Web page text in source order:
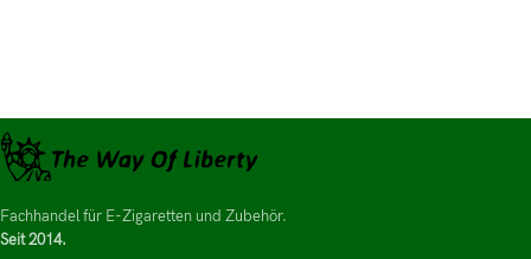
Fachhandel für E-Zigaretten und Zubehör.
Seit 2014.